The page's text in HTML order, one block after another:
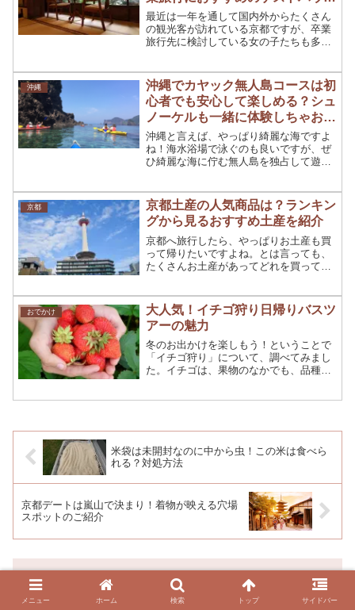
５選
最近は一年を通して国内外からたくさん
の観光客が訪れている京都ですが、卒業
旅行先に検討している女の子たちも多い
い女の子が人力車に乗って観光したりし
ているのをよく見かけます...
沖縄
沖縄でカヤック無人島コースは初
心者でも安心して楽しめる？シュ
ノーケルも一緒に体験しちゃお
う！
沖縄と言えば、やっぱり綺麗な海ですよ
ね！海水浴場で泳ぐのも良いですが、ぜ
ひ綺麗な海に佇む無人島を独占して遊ぶ
多いのではないでしょうか。大丈夫で
す！楽しめる事間違いなしで...
京都
京都土産の人気商品は？ランキン
グから見るおすすめ土産を紹介
京都へ旅行したら、やっぱりお土産も買
って帰りたいですよね。とは言っても、
たくさんお土産があってどれを買ってい
という定番のお土産から急上昇中の注目
のお土産を紹介したいと思い...
おでかけ
大人気！イチゴ狩り日帰りバスツ
アーの魅力
冬のお出かけを楽しもう！ということで
「イチゴ狩り」について、調べてみまし
た。イチゴは、果物のなかでも、品種が
米袋は未開封なのに中から虫！この米は食べら
れる？対処方法
京都デートは嵐山で決まり！着物が映える穴場
スポットのご紹介
コメント
メニュー ホーム 検索 トップ サイドバー